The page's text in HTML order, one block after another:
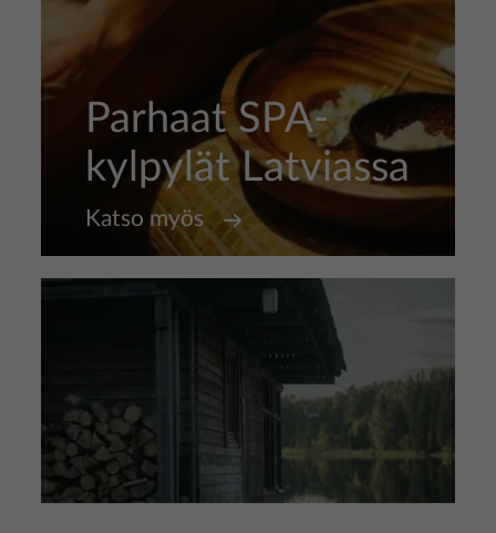
Parhaat SPA-
kylpylät Latviassa
Katso myös